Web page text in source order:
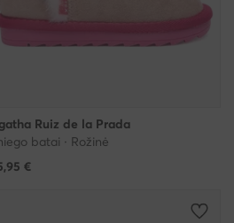
Ruiz de la Prada
batai · Rožinė
€